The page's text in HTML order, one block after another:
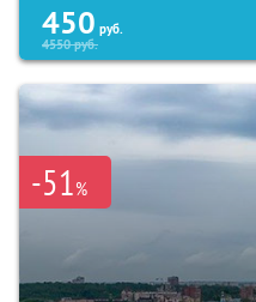
450 руб.
4550руб.
-51%